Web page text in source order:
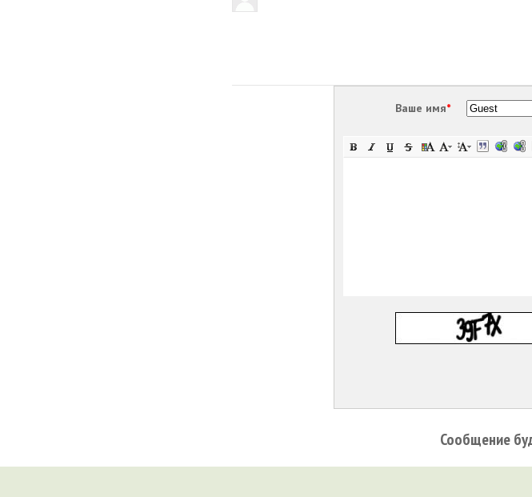
Ваше имя*
Сообщение